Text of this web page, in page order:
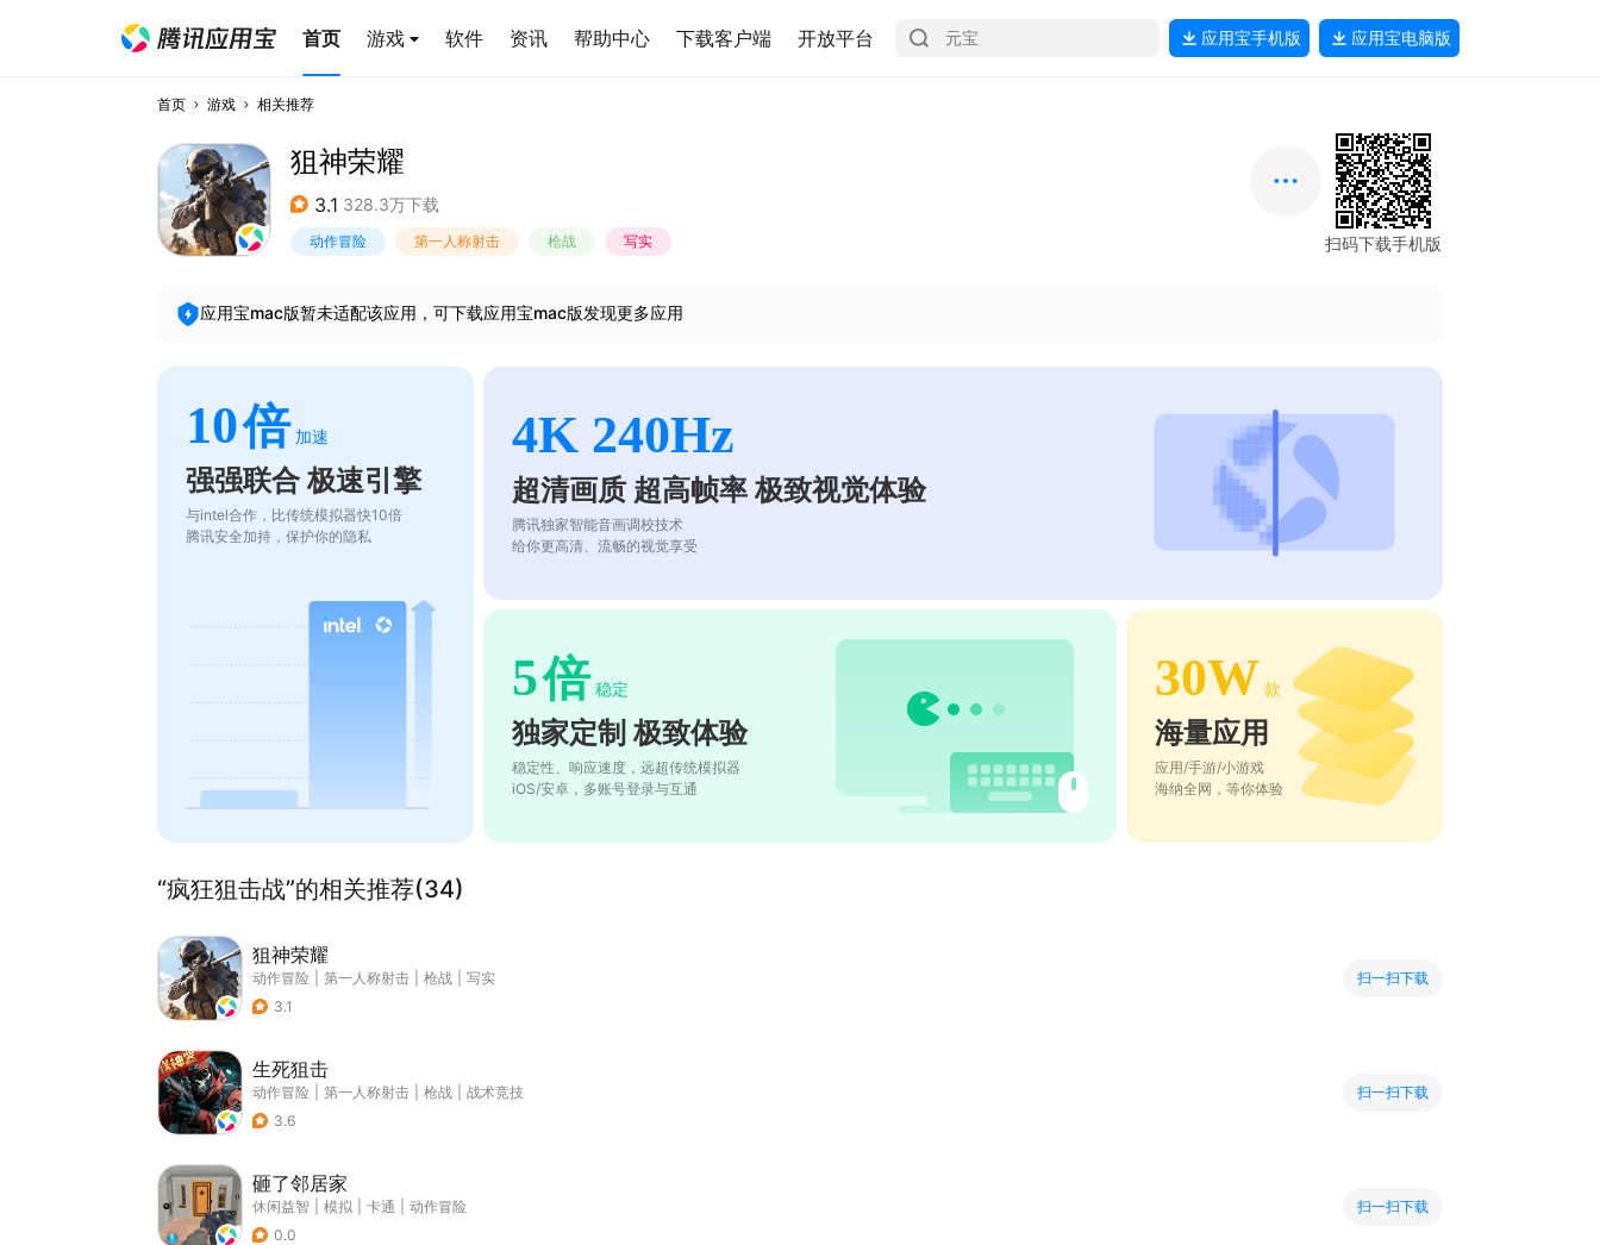
首页 游戏 软件 资讯 帮助中心 下载客户端 开放平台 应用宝手机版 应用宝电脑版
首页 游戏 相关推荐
狙神荣耀
3.1 328.3万下载
动作冒险 第一人称射击 枪战 写实 扫码下载手机版
应用宝mac版暂未适配该应用，可下载应用宝mac版发现更多应用
10倍 加速
强强联合 极速引擎
与intel合作，比传统模拟器快10倍
腾讯安全加持，保护你的隐私
4K 240Hz
超清画质 超高帧率 极致视觉体验
腾讯独家智能音画调校技术
给你更高清、流畅的视觉享受
5倍 稳定
独家定制 极致体验
稳定性、响应速度，远超传统模拟器
iOS/安卓，多账号登录与互通
30W 款
海量应用
应用/手游/小游戏
海纳全网，等你体验
“疯狂狙击战”的相关推荐(34)
狙神荣耀
动作冒险 第一人称射击 枪战
写实
3.1
扫一扫下载
生死狙击
动作冒险 第一人称射击 枪战
战术竞技
3.6
扫一扫下载
砸了邻居家
休闲益智 模拟 卡通
动作冒险
0.0
扫一扫下载